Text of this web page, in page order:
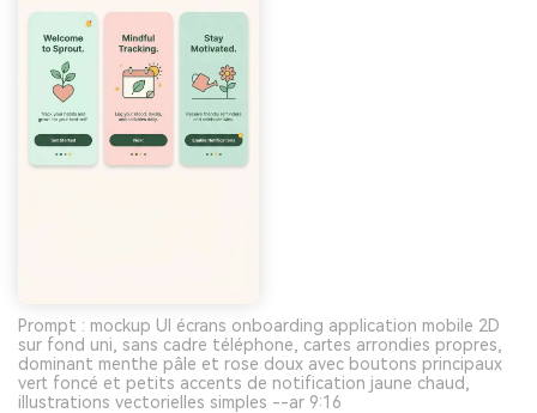
Prompt : mockup UI écrans onboarding application mobile 2D
sur fond uni, sans cadre téléphone, cartes arrondies propres,
dominant menthe pâle et rose doux avec boutons principaux
vert foncé et petits accents de notification jaune chaud,
illustrations vectorielles simples --ar 9:16